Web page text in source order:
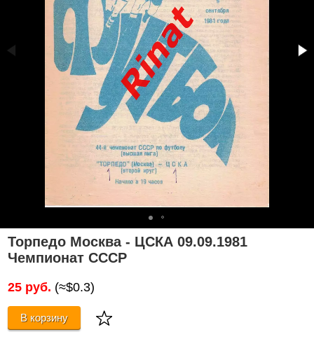
Торпедо Москва - ЦСКА 09.09.1981
Чемпионат СССР
25 руб. (≈$0.3)
В корзину